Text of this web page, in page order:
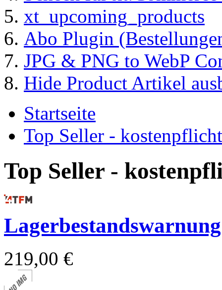
xt_upcoming_products
Abo Plugin
JPG & PNG to WebP
Hide Product Artikel
Startseite
Top Seller -
Top Seller -
Lagerbestandswarnung
219,00 €